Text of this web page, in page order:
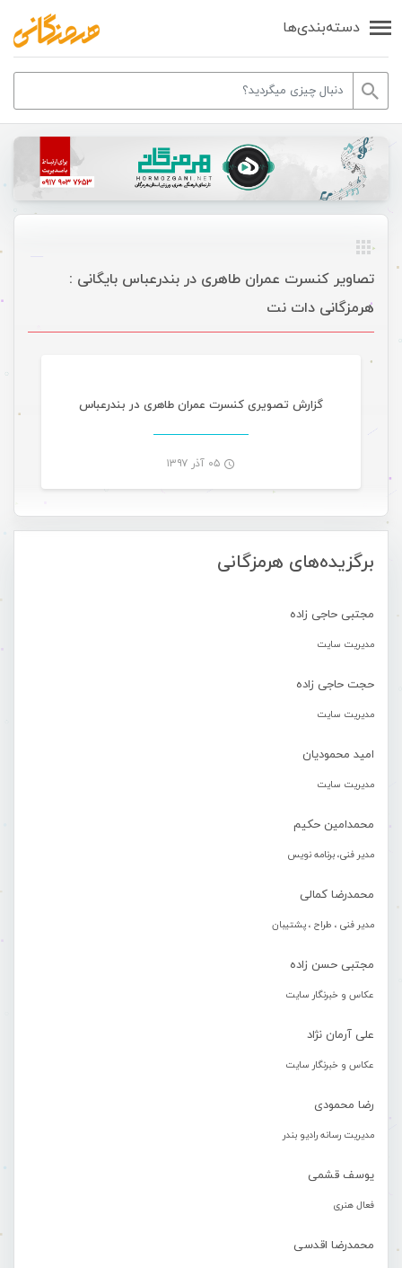
دسته‌بندی‌ها
برگزیده‌های هرمزگانی
مجتبی حاجی زاده
مدیریت سایت
حجت حاجی زاده
مدیریت سایت
امید محمودیان
مدیریت سایت
محمدامین حکیم
مدیر فنی، برنامه نویس
محمدرضا کمالی
مدیر فنی ، طراح ، پشتیبان
مجتبی حسن زاده
عکاس و خبرنگار سایت
علی آرمان نژاد
عکاس و خبرنگار سایت
رضا محمودی
مدیریت رسانه رادیو بندر
یوسف قشمی
فعال هنری
محمدرضا اقدسی
تصاویر کنسرت عمران طاهری در بندرعباس بایگانی :
هرمزگانی دات نت
گزارش تصویری کنسرت عمران طاهری در بندرعباس
۰۵ آذر ۱۳۹۷